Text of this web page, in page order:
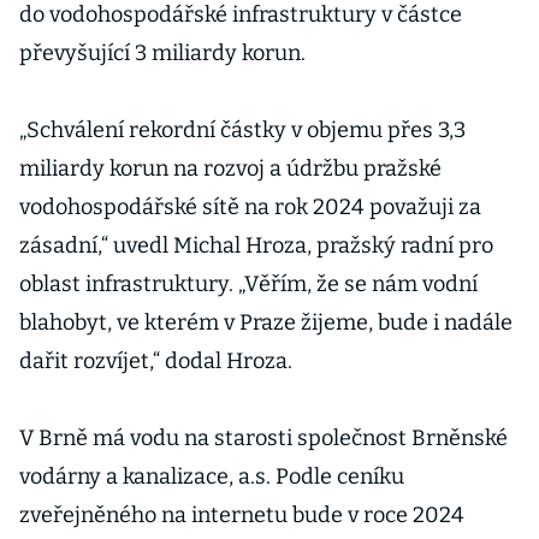
do vodohospodářské infrastruktury v částce
převyšující 3 miliardy korun.
„Schválení rekordní částky v objemu přes 3,3
miliardy korun na rozvoj a údržbu pražské
vodohospodářské sítě na rok 2024 považuji za
zásadní,“ uvedl Michal Hroza, pražský radní pro
oblast infrastruktury. „Věřím, že se nám vodní
blahobyt, ve kterém v Praze žijeme, bude i nadále
dařit rozvíjet,“ dodal Hroza.
V Brně má vodu na starosti společnost Brněnské
vodárny a kanalizace, a.s. Podle ceníku
zveřejněného na internetu bude v roce 2024